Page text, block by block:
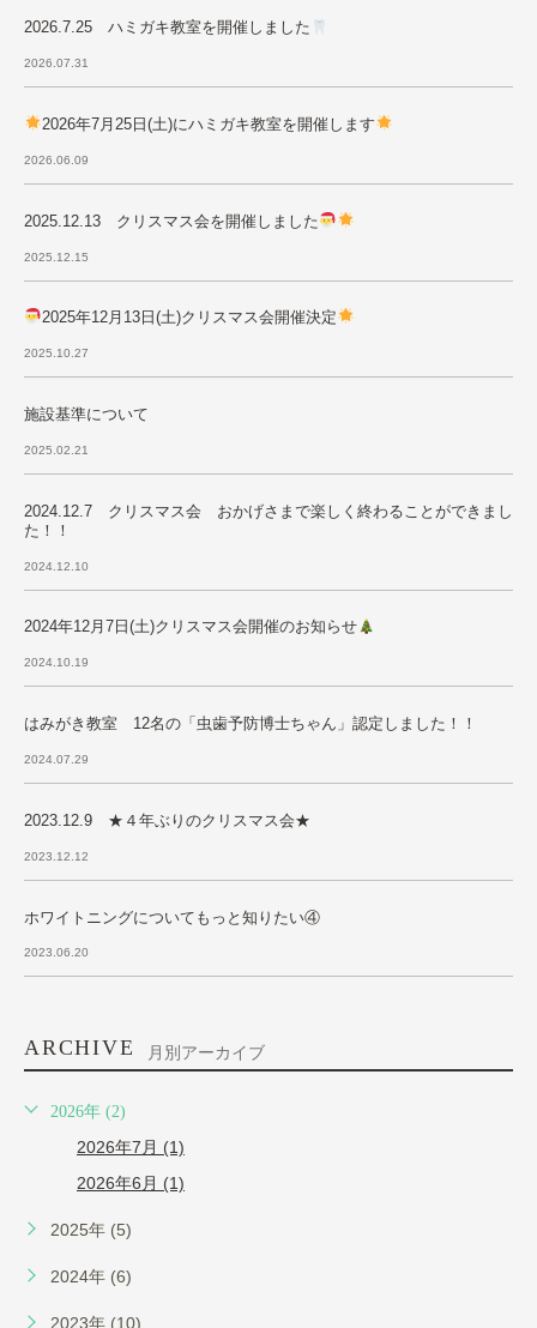
2026.7.25 ハミガキ教室を開催しました
2026.07.31
2026年7月25日(土)にハミガキ教室を開催します
2026.06.09
2025.12.13 クリスマス会を開催しました
2025.12.15
2025年12月13日(土)クリスマス会開催決定
2025.10.27
施設基準について
2025.02.21
2024.12.7 クリスマス会 おかげさまで楽しく終わることができまし
た！！
2024.12.10
2024年12月7日(土)クリスマス会開催のお知らせ
2024.10.19
はみがき教室 12名の「虫歯予防博士ちゃん」認定しました！！
2024.07.29
2023.12.9 ★４年ぶりのクリスマス会★
2023.12.12
ホワイトニングについてもっと知りたい④
2023.06.20
ARCHIVE 月別アーカイブ
2026年 (2)
2026年7月 (1)
2026年6月 (1)
2025年 (5)
2024年 (6)
2023年 (10)